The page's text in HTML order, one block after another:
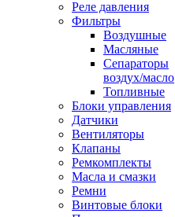
Реле давления
Фильтры
Воздушные
Масляные
Сепараторы
воздух/масло
Топливные
Блоки управления
Датчики
Вентиляторы
Клапаны
Ремкомплекты
Масла и смазки
Ремни
Винтовые блоки